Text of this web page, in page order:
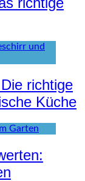
richtige
Küche